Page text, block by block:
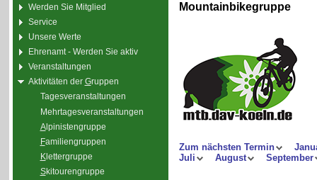
Werden Sie Mitglied
Service
Unsere Werte
Ehrenamt - Werden Sie aktiv
Veranstaltungen
Aktivitäten der Gruppen
Tagesveranstaltungen
Mehrtagesveranstaltungen
Alpinistengruppe
Familiengruppen
Klettergruppe
Skitourengruppe
Mountainbikegruppe
Zum nächsten Termin
Juli
August September